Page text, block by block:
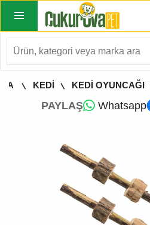
KEDİ KEDİ OYUNCAĞI
PAYLAŞ Whatsapp